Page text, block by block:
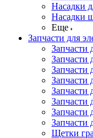
Насадки
Насадки
Еще
Запчасти для
Запчасти
Запчасти
Запчасти
Запчасти
Запчасти
Запчасти
Запчасти
Щетки